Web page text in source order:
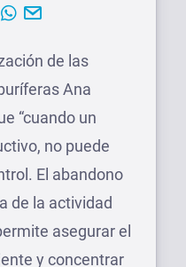
de las
Ana
“cuando un
no puede
El abandono
de la actividad
asegurar el
y concentrar